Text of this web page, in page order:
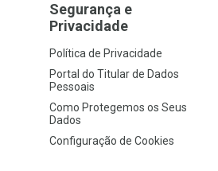
Segurança e
Privacidade
Política de Privacidade
Portal do Titular de Dados
Pessoais
Como Protegemos os Seus
Dados
Configuração de Cookies